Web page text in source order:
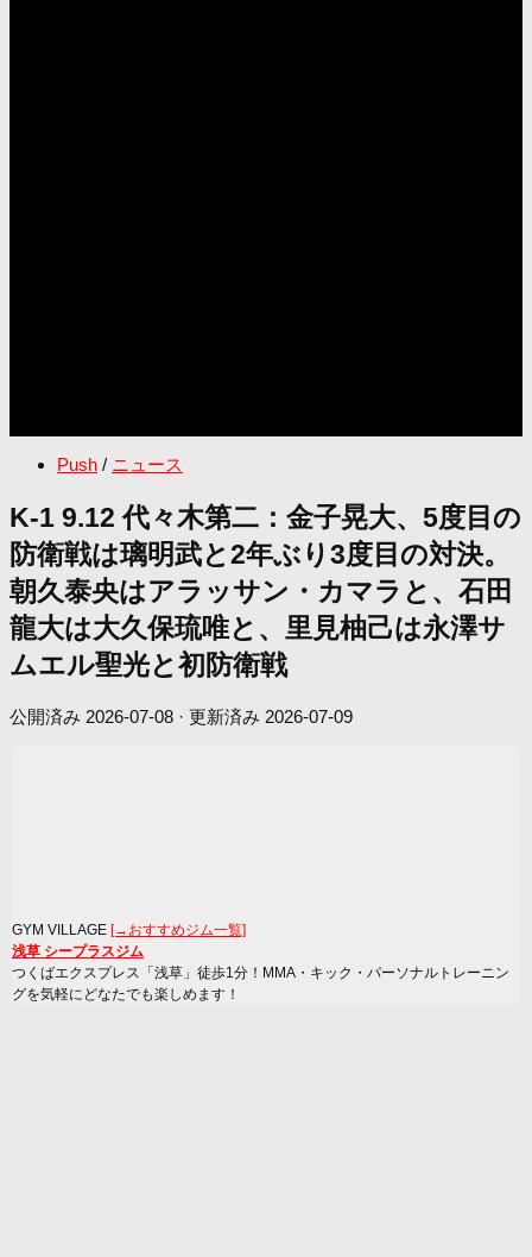
Push / ニュース
K-1 9.12 代々木第二：金子晃大、5度目の
防衛戦は璃明武と2年ぶり3度目の対決。
朝久泰央はアラッサン・カマラと、石田
龍大は大久保琉唯と、里見柚己は永澤サ
ムエル聖光と初防衛戦
公開済み 2026-07-08 · 更新済み 2026-07-09
GYM VILLAGE [→おすすめジム一覧]
浅草 シープラスジム
つくばエクスプレス「浅草」徒歩1分！MMA・キック・パーソナルトレーニン
グを気軽にどなたでも楽しめます！